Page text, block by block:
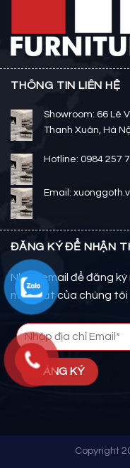
THÔNG TIN LIÊN HỆ
Showroom: 66 Lê
Thanh Xuân, Hà
Hotline: 0984 257
Email:
ĐĂNG KÝ ĐỂ NHẬN
Nhập email để đăng
mới nhất của chúng tôi
Copyright